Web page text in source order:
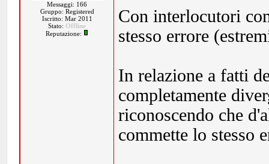
Messaggi: 166
Gruppo: Registered
Iscritto: Mar 2011
Stato: Offline
Reputazione:
Con interlocutori
stesso errore
In relazione a fatti
completamente
riconoscendo che
commette lo stesso